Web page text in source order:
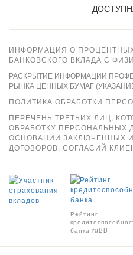
ИНФОРМАЦИЯ О
БАНКОВСКОГО ВКЛАДА С
РАСКРЫТИЕ ИНФОРМАЦИИ
РЫНКА ЦЕННЫХ БУМАГ
ПОЛИТИКА ОБРАБОТКИ
ПЕРЕЧЕНЬ ТРЕТЬИХ ЛИЦ,
ОБРАБОТКУ ПЕРСОНАЛЬНЫХ
ОСНОВАНИИ ЗАКЛЮЧЕННЫХ
ДОГОВОРОВ, СОГЛАСИЙ
Рейтинг
банка ruBB